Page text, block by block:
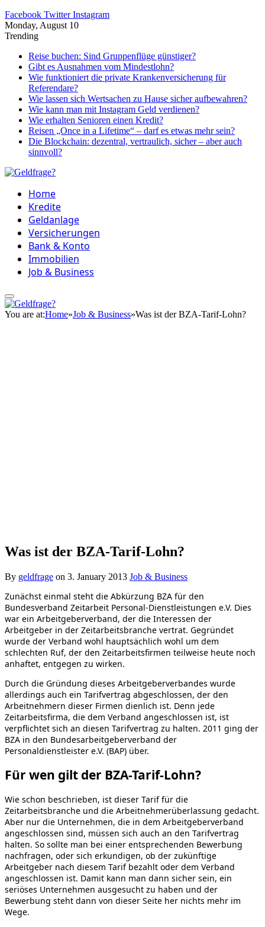
Facebook Twitter Instagram
Monday, August 10
Trending
Reise buchen: Sind Gruppenflüge günstiger?
Gibt es Ausnahmen vom Mindestlohn?
Wie funktioniert die private Krankenversicherung für
Referendare?
Wie lassen sich Wertsachen zu Hause sicher aufbewahren?
Wie kann man mit Instagram Geld verdienen?
Wie erhalten Senioren einen Kredit?
Reisen „Once in a Lifetime“ – darf es etwas mehr sein?
Die Blockchain: dezentral, vertraulich, sicher – aber auch
sinnvoll?
Home
Kredite
Geldanlage
Versicherungen
Bank & Konto
Immobilien
Job & Business
You are at:Home»Job & Business»Was ist der BZA-Tarif-Lohn?
Was ist der BZA-Tarif-Lohn?
By geldfrage on 3. January 2013 Job & Business
Zunächst einmal steht die Abkürzung BZA für den
Bundesverband Zeitarbeit Personal-Dienstleistungen e.V. Dies
war ein Arbeitgeberverband, der die Interessen der
Arbeitgeber in der Zeitarbeitsbranche vertrat. Gegründet
wurde der Verband wohl hauptsächlich wohl um dem
schlechten Ruf, der den Zeitarbeitsfirmen teilweise heute noch
anhaftet, entgegen zu wirken.
Durch die Gründung dieses Arbeitgeberverbandes wurde
allerdings auch ein Tarifvertrag abgeschlossen, der den
Arbeitnehmern dieser Firmen dienlich ist. Denn jede
Zeitarbeitsfirma, die dem Verband angeschlossen ist, ist
verpflichtet sich an diesen Tarifvertrag zu halten. 2011 ging der
BZA in den Bundesarbeitgeberverband der
Personaldienstleister e.V. (BAP) über.
Für wen gilt der BZA-Tarif-Lohn?
Wie schon beschrieben, ist dieser Tarif für die
Zeitarbeitsbranche und die Arbeitnehmerüberlassung gedacht.
Aber nur die Unternehmen, die in dem Arbeitgeberverband
angeschlossen sind, müssen sich auch an den Tarifvertrag
halten. So sollte man bei einer entsprechenden Bewerbung
nachfragen, oder sich erkundigen, ob der zukünftige
Arbeitgeber nach diesem Tarif bezahlt oder dem Verband
angeschlossen ist. Damit kann man dann sicher sein, ein
seriöses Unternehmen ausgesucht zu haben und der
Bewerbung steht dann von dieser Seite her nichts mehr im
Wege.